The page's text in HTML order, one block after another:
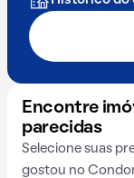
Encontre
parecidas
Selecione suas
gostou no